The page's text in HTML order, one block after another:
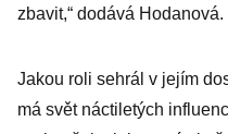
zbavit,“ dodává Hodanová.
Jakou roli sehrál v jejím
má svět náctiletých